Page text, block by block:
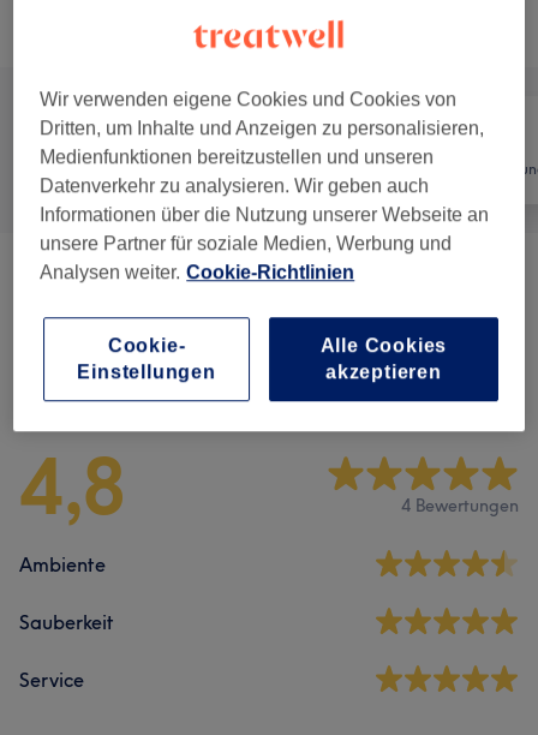
Alle Nägel
Nagelmodellage Mit Acryl (6)
Salonbewertungen
4,8 4 Bewertungen
Ambiente
Sauberkeit
Service
Wir verwenden eigene Cookies und Cookies von
Dritten, um Inhalte und Anzeigen zu personalisieren,
Medienfunktionen bereitzustellen und unseren
Datenverkehr zu analysieren. Wir geben auch
Informationen über die Nutzung unserer Webseite an
unsere Partner für soziale Medien, Werbung und
Analysen weiter. Cookie-Richtlinien
Cookie-
Einstellungen
Alle Cookies
akzeptieren